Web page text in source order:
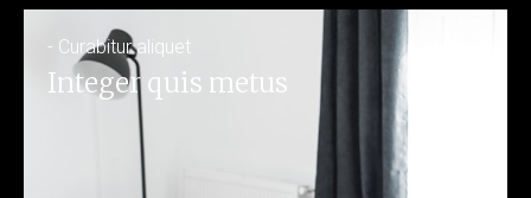
- Curabitur aliquet
Integer quis metus